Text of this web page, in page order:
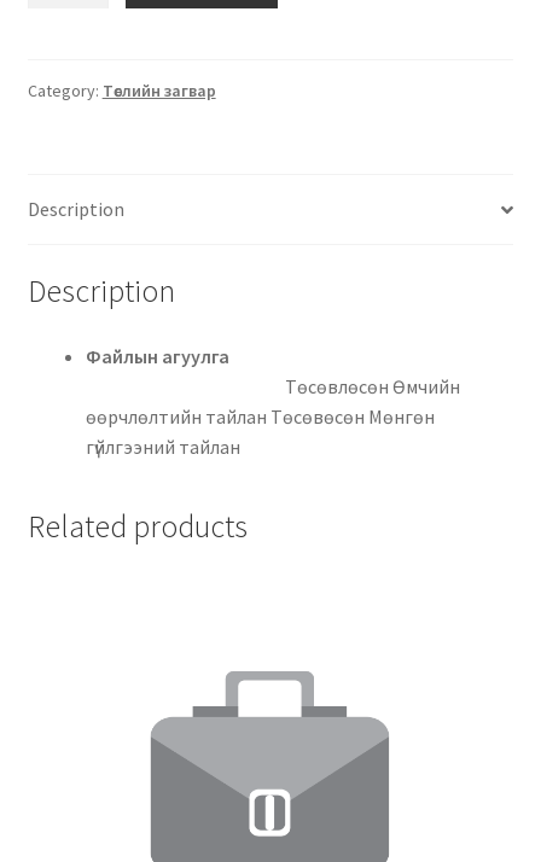
Category: Төслийн загвар
Description
Description
Файлын агуулга
Төсөвлөсөн Өмчийн
өөрчлөлтийн тайлан Төсөвөсөн Мөнгөн
гүйлгээний тайлан
Related products